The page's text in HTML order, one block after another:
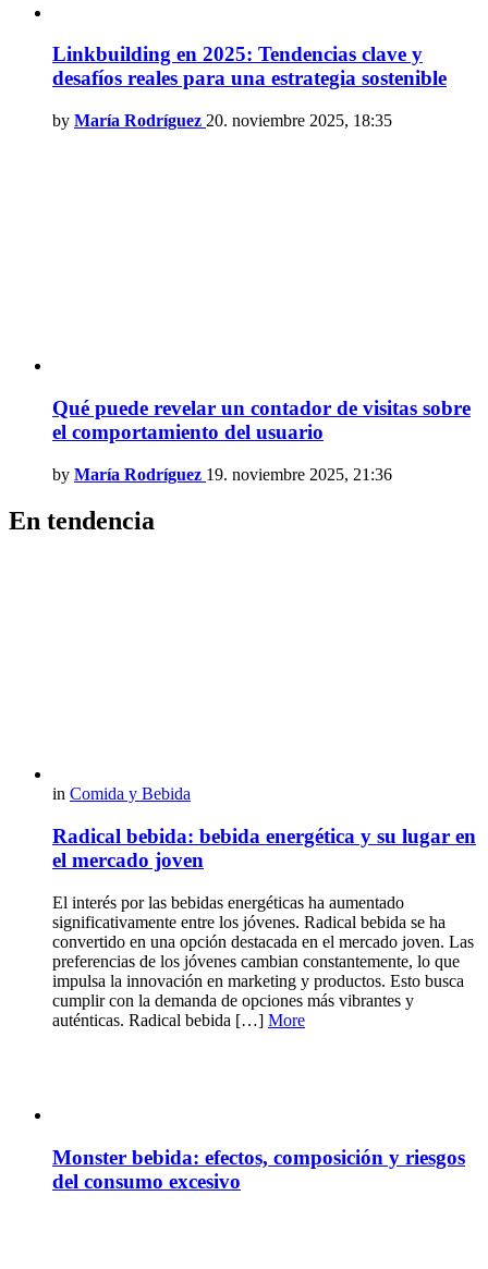
Linkbuilding en 2025: Tendencias clave y
desafíos reales para una estrategia sostenible
by María Rodríguez 20. noviembre 2025, 18:35
Qué puede revelar un contador de visitas sobre
el comportamiento del usuario
by María Rodríguez 19. noviembre 2025, 21:36
En tendencia
in Comida y Bebida
Radical bebida: bebida energética y su lugar en
el mercado joven
El interés por las bebidas energéticas ha aumentado
significativamente entre los jóvenes. Radical bebida se ha
convertido en una opción destacada en el mercado joven. Las
preferencias de los jóvenes cambian constantemente, lo que
impulsa la innovación en marketing y productos. Esto busca
cumplir con la demanda de opciones más vibrantes y
auténticas. Radical bebida […] More
Monster bebida: efectos, composición y riesgos
del consumo excesivo